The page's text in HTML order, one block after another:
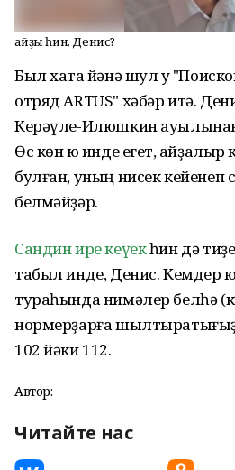
Ҡайҙы һин, Денис?
Был хаҡта йәнә шул уҡ
отряд ARTUS" хәбәр итә.
Керәүле-Илюшкин
Өс көн юҡ инде егет, ҡайҙалыр
булған, уның нисек кейенеп
белмәйҙәр.
Сандин ире кеүекһин дә
табыл инде, Денис. Кемдер
тураһында нимәлер белһә
нормерҙарға
102 йәки 112.
Автор:
Читайте нас